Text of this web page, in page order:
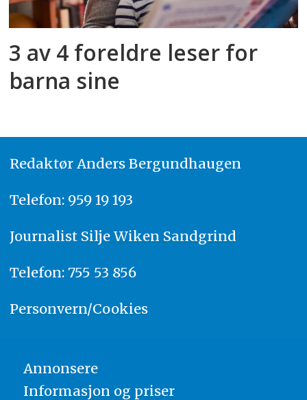
3 av 4 foreldre leser for
barna sine
Redaktør Anders Bergundhaugen
Telefon: 959 19 193
Journalist Silje Wiken Sandgrind
Telefon: 755 53 856
Personvern/Cookies
Annonsere
Informasjon og priser